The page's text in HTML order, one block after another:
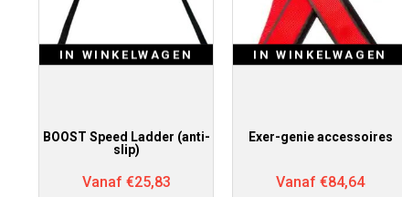
IN WINKELWAGEN
BOOST Speed Ladder (anti-
slip)
Vanaf €25,83
IN WINKELWAGEN
Exer-genie accessoires
Vanaf€84,64